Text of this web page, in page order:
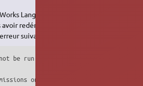
Language Explorer et FieldWorks
redémarré après l'installation, vous
suivant :
be run.
on essential files or